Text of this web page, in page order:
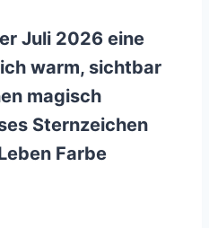
Juli 2026 eine
warm, sichtbar
magisch
Sternzeichen
Farbe